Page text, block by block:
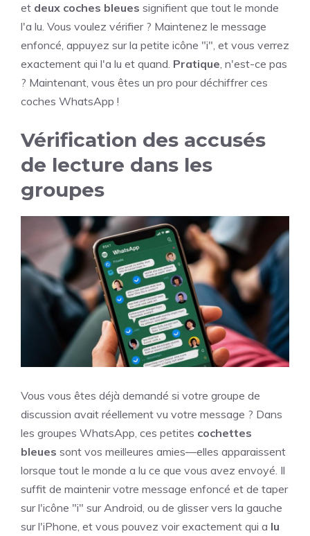
et deux coches bleues signifient que tout le monde
l'a lu. Vous voulez vérifier ? Maintenez le message
enfoncé, appuyez sur la petite icône "i", et vous verrez
exactement qui l'a lu et quand. Pratique, n'est-ce pas
? Maintenant, vous êtes un pro pour déchiffrer ces
coches WhatsApp !
Vérification des accusés
de lecture dans les
groupes
Vous vous êtes déjà demandé si votre groupe de
discussion avait réellement vu votre message ? Dans
les groupes WhatsApp, ces petites cochettes
bleues sont vos meilleures amies—elles apparaissent
lorsque tout le monde a lu ce que vous avez envoyé. Il
suffit de maintenir votre message enfoncé et de taper
sur l'icône "i" sur Android, ou de glisser vers la gauche
sur l'iPhone, et vous pouvez voir exactement qui a lu